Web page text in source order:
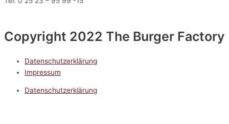
Copyright 2022 The Burger Factory
Datenschutzerklärung
Impressum
Datenschutzerklärung